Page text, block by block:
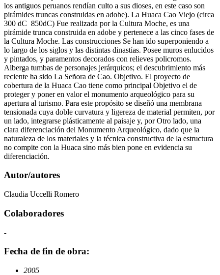
los antiguos peruanos rendían culto a sus dioses, en este caso son
pirámides truncas construidas en adobe). La Huaca Cao Viejo (circa
300 dC ­ 850dC) Fue realizada por la Cultura Moche, es una
pirámide trunca construida en adobe y pertenece a las cinco fases de
la Cultura Moche. Las construcciones Se han ido superponiendo a
lo largo de los siglos y las distintas dinastías. Posee muros enlucidos
y pintados, y paramentos decorados con relieves policromos.
Alberga tumbas de personajes jerárquicos; el descubrimiento más
reciente ha sido La Señora de Cao. Objetivo. El proyecto de
cobertura de la Huaca Cao tiene como principal Objetivo el de
proteger y poner en valor el monumento arqueológico para su
apertura al turismo. Para este propósito se diseñó una membrana
tensionada cuya doble curvatura y ligereza de material permiten, por
un lado, integrarse plásticamente al paisaje y, por Otro lado, una
clara diferenciación del Monumento Arqueológico, dado que la
naturaleza de los materiales y la técnica constructiva de la estructura
no compite con la Huaca sino más bien pone en evidencia su
diferenciación.
Autor/autores
Claudia Uccelli Romero
Colaboradores
-
Fecha de fin de obra:
2005